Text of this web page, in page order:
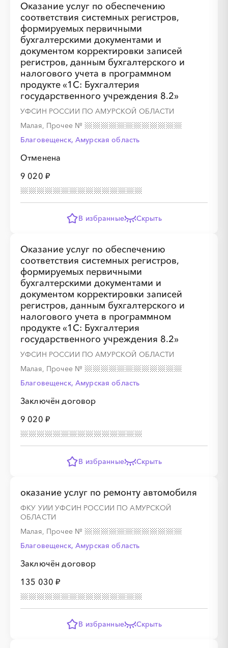
Оказание услуг по обеспечению
соответствия системных регистров,
формируемых первичными
бухгалтерскими документами и
документом корректировки записей
регистров, данным бухгалтерского и
налогового учета в программном
продукте «1С: Бухгалтерия
государственного учреждения 8.2»
УФСИН РОССИИ ПО АМУРСКОЙ ОБЛАСТИ
Малая, Прочее №
Благовещенск, Амурская область
Отменена
9 020 ₽
В избранные Скрыть
Оказание услуг по обеспечению
соответствия системных регистров,
формируемых первичными
бухгалтерскими документами и
документом корректировки записей
регистров, данным бухгалтерского и
налогового учета в программном
продукте «1С: Бухгалтерия
государственного учреждения 8.2»
УФСИН РОССИИ ПО АМУРСКОЙ ОБЛАСТИ
Малая, Прочее №
Благовещенск, Амурская область
Заключён договор
9 020 ₽
В избранные Скрыть
оказание услуг по ремонту автомобиля
ФКУ УИИ УФСИН РОССИИ ПО АМУРСКОЙ
ОБЛАСТИ
Малая, Прочее №
Благовещенск, Амурская область
Заключён договор
135 030 ₽
В избранные Скрыть